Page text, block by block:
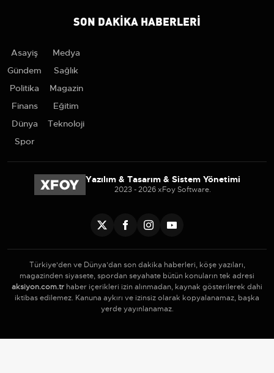
SON DAKIKA HABERLERI
Asayiş
Gündem
Politika
Finans
Dünya
Spor
Medya
Sağlık
Magazin
Eğitim
Teknoloji
Yazılım & Tasarım & Sistem Yönetimi
2023 - 2026 xFoy Software.
Türkiye'den ve Dünya’dan son dakika haberleri, köşe yazıları,
magazinden siyasete, spordan seyahate bütün konuların tek adresi
aksiyon.com.tr haber içerikleri izin alınmadan, kaynak gösterilerek dahi
iktibas edilemez. Kanuna aykırı ve izinsiz olarak kopyalanamaz, başka
yerde yayınlanamaz.